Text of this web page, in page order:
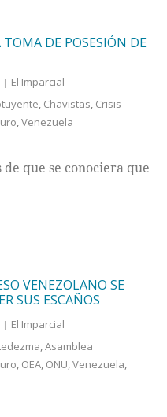
DE POSESIÓN DE
El Imparcial
, Chavistas, Crisis
,Venezuela
que se conociera que
VENEZOLANO SE
SUS ESCAÑOS
El Imparcial
,Asamblea
, OEA, ONU,Venezuela,